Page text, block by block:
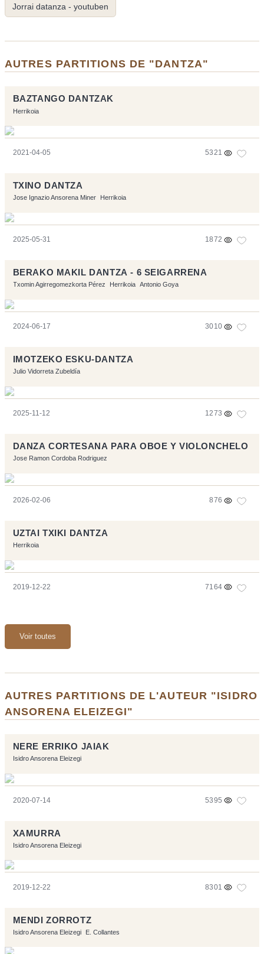
Jorrai datanza - youtuben
AUTRES PARTITIONS DE "DANTZA"
BAZTANGO DANTZAK
Herrikoia
2021-04-05 5321
TXINO DANTZA
Jose Ignazio Ansorena Miner Herrikoia
2025-05-31 1872
BERAKO MAKIL DANTZA - 6 SEIGARRENA
Txomin Agirregomezkorta Pérez Herrikoia Antonio Goya
2024-06-17 3010
IMOTZEKO ESKU-DANTZA
Julio Vidorreta Zubeldía
2025-11-12 1273
DANZA CORTESANA PARA OBOE Y VIOLONCHELO
Jose Ramon Cordoba Rodriguez
2026-02-06 876
UZTAI TXIKI DANTZA
Herrikoia
2019-12-22 7164
Voir toutes
AUTRES PARTITIONS DE L'AUTEUR "ISIDRO
ANSORENA ELEIZEGI"
NERE ERRIKO JAIAK
Isidro Ansorena Eleizegi
2020-07-14 5395
XAMURRA
Isidro Ansorena Eleizegi
2019-12-22 8301
MENDI ZORROTZ
Isidro Ansorena Eleizegi E. Collantes